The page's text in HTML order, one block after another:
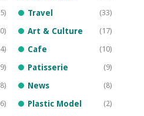
Travel (33)
Art & Culture (17)
Cafe (10)
Patisserie (9)
News (8)
Plastic Model (2)